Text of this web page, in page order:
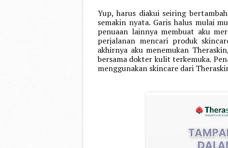
Yup, harus diakui seiring
semakin nyata. Garis halus mulai
penuaan lainnya membuat aku
perjalanan mencari produk
akhirnya aku menemukan
bersama dokter kulit terkemuka.
menggunakan skincare dari